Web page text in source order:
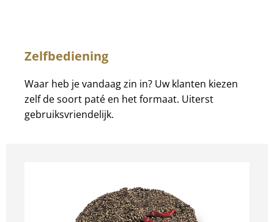
Zelfbediening
Waar heb je vandaag zin in? Uw klanten kiezen
zelf de soort paté en het formaat. Uiterst
gebruiksvriendelijk.